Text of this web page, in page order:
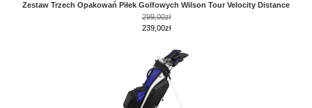
Zestaw Trzech Opakowań Piłek Golfowych Wilson Tour Velocity Distance
299,00zł
239,00zł